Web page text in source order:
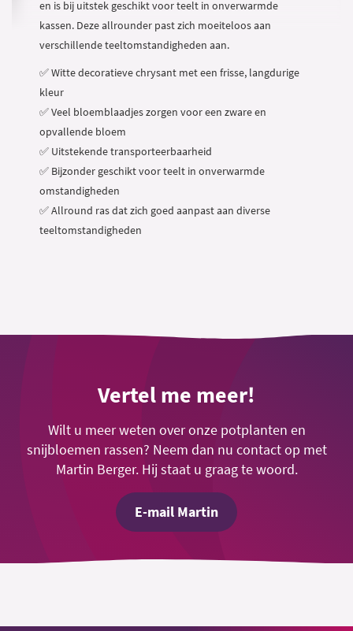
en is bij uitstek geschikt voor teelt in onverwarmde
kassen. Deze allrounder past zich moeiteloos aan
verschillende teeltomstandigheden aan.
✅ Witte decoratieve chrysant met een frisse, langdurige
kleur
✅ Veel bloemblaadjes zorgen voor een zware en
opvallende bloem
✅ Uitstekende transporteerbaarheid
✅ Bijzonder geschikt voor teelt in onverwarmde
omstandigheden
✅ Allround ras dat zich goed aanpast aan diverse
teeltomstandigheden
Vertel me meer!
Wilt u meer weten over onze potplanten en
snijbloemen rassen? Neem dan nu contact op met
Martin Berger. Hij staat u graag te woord.
E-mail Martin